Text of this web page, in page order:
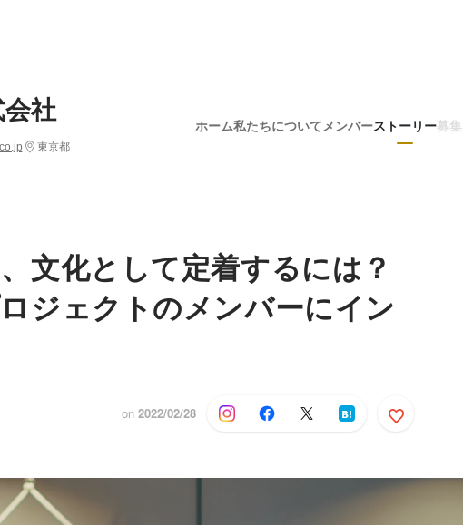
社
東京都
ホーム私たちについて メンバーストーリー募集
文化として定着するには？
ジェクトのメンバーにイン
on 2022/02/28